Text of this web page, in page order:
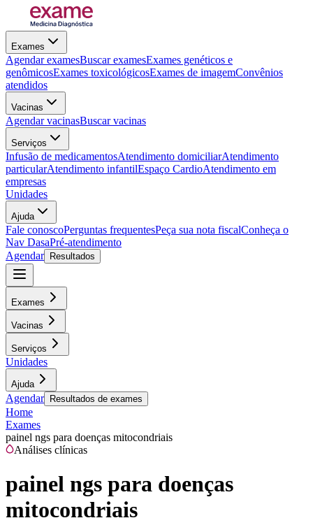
Exames
Agendar examesBuscar examesExames genéticos e
genômicosExames toxicológicosExames de imagemConvênios
atendidos
Vacinas
Agendar vacinasBuscar vacinas
Serviços
Infusão de medicamentosAtendimento domiciliarAtendimento
particularAtendimento infantilEspaço CardioAtendimento em
empresas
Unidades
Ajuda
Fale conoscoPerguntas frequentesPeça sua nota fiscalConheça o
Nav DasaPré-atendimento
Agendar
Resultados
Exames
Vacinas
Serviços
Unidades
Ajuda
Agendar Resultados de exames
Home
Exames
painel ngs para doenças mitocondriais
Análises clínicas
painel ngs para doenças
mitocondriais